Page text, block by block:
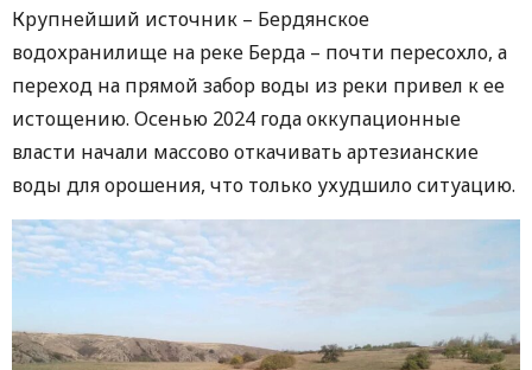
Крупнейший источник – Бердянское
водохранилище на реке Берда – почти пересохло, а
переход на прямой забор воды из реки привел к ее
истощению. Осенью 2024 года оккупационные
власти начали массово откачивать артезианские
воды для орошения, что только ухудшило ситуацию.